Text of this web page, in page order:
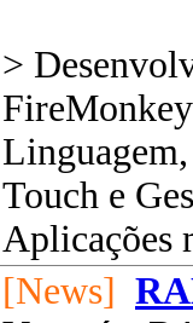
>
Touch e
Aplicações
[News]